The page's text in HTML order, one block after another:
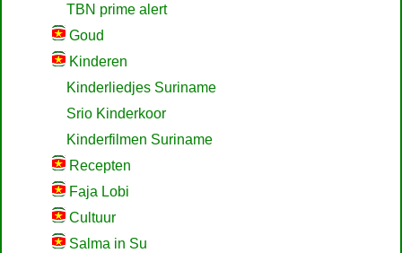
TBN prime alert
Goud
Kinderen
Kinderliedjes Suriname
Srio Kinderkoor
Kinderfilmen Suriname
Recepten
Faja Lobi
Cultuur
Salma in Su